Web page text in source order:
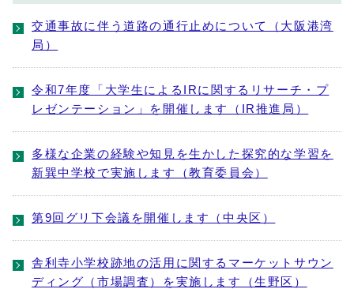
交通事故に伴う道路の通行止めについて（大阪港湾
局）
令和7年度「大学生によるIRに関するリサーチ・プ
レゼンテーション」を開催します（IR推進局）
多様な企業の経験や知見を生かした探究的な学習を
新巽中学校で実施します（教育委員会）
第9回グリ下会議を開催します（中央区）
舎利寺小学校跡地の活用に関するマーケットサウン
ディング（市場調査）を実施します（生野区）